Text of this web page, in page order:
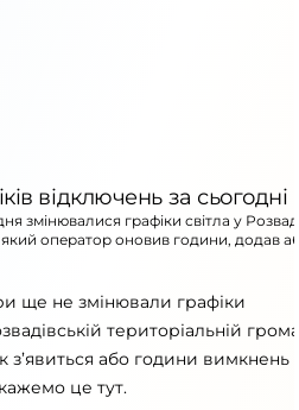
відключень за сьогодні
змінювалися графіки світла у
який оператор оновив години, додав
ще не змінювали графіки
територіальній
з’явиться або години вимкнень
це тут.